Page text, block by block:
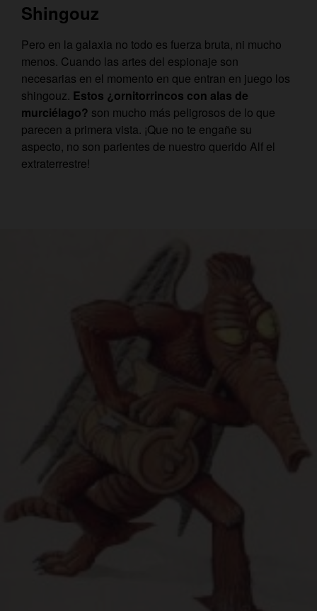
Shingouz
Pero en la galaxia no todo es fuerza bruta, ni mucho
menos. Cuando las artes del espionaje son
necesarias en el momento en que entran en juego los
shingouz. Estos ¿ornitorrincos con alas de
murciélago? son mucho más peligrosos de lo que
parecen a primera vista. ¡Que no te engañe su
aspecto, no son parientes de nuestro querido Alf el
extraterrestre!